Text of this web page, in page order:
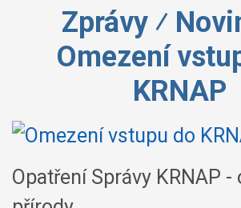
Zprávy ⁄
Omezení
KRNAP
Opatření Správy KRNAP -